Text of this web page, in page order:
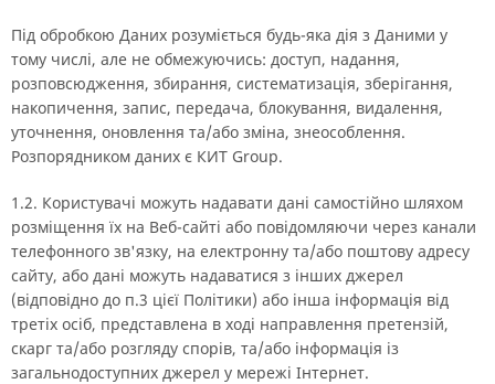
Під обробкою Даних розуміється будь-яка дія з Даними у
тому числі, але не обмежуючись: доступ, надання,
розповсюдження, збирання, систематизація, зберігання,
накопичення, запис, передача, блокування, видалення,
уточнення, оновлення та/або зміна, знеособлення.
Розпорядником даних є КИТ Group.
1.2. Користувачі можуть надавати дані самостійно шляхом
розміщення їх на Веб-сайті або повідомляючи через канали
телефонного зв'язку, на електронну та/або поштову адресу
сайту, або дані можуть надаватися з інших джерел
(відповідно до п.3 цієї Політики) або інша інформація від
третіх осіб, представлена в ході направлення претензій,
скарг та/або розгляду спорів, та/або інформація із
загальнодоступних джерел у мережі Інтернет.